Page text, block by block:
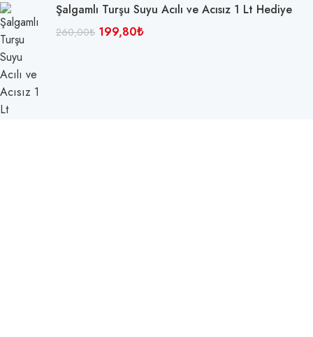
Şalgamlı Turşu Suyu Acılı ve Acısız 1 Lt Hediye
260,00₺ 199,80₺